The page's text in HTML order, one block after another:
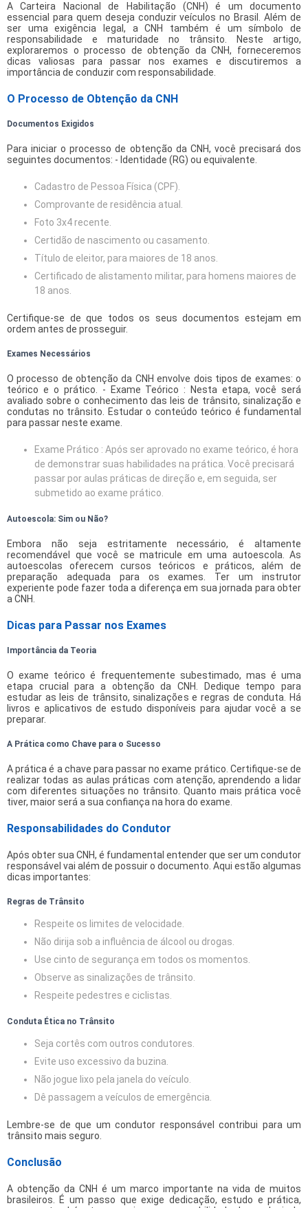
A Carteira Nacional de Habilitação (CNH) é um documento
essencial para quem deseja conduzir veículos no Brasil. Além de
ser uma exigência legal, a CNH também é um símbolo de
responsabilidade e maturidade no trânsito. Neste artigo,
exploraremos o processo de obtenção da CNH, forneceremos
dicas valiosas para passar nos exames e discutiremos a
importância de conduzir com responsabilidade.
O Processo de Obtenção da CNH
Documentos Exigidos
Para iniciar o processo de obtenção da CNH, você precisará dos
seguintes documentos: - Identidade (RG) ou equivalente.
Cadastro de Pessoa Física (CPF).
Comprovante de residência atual.
Foto 3x4 recente.
Certidão de nascimento ou casamento.
Título de eleitor, para maiores de 18 anos.
Certificado de alistamento militar, para homens maiores de
18 anos.
Certifique-se de que todos os seus documentos estejam em
ordem antes de prosseguir.
Exames Necessários
O processo de obtenção da CNH envolve dois tipos de exames: o
teórico e o prático. - Exame Teórico : Nesta etapa, você será
avaliado sobre o conhecimento das leis de trânsito, sinalização e
condutas no trânsito. Estudar o conteúdo teórico é fundamental
para passar neste exame.
Exame Prático : Após ser aprovado no exame teórico, é hora
de demonstrar suas habilidades na prática. Você precisará
passar por aulas práticas de direção e, em seguida, ser
submetido ao exame prático.
Autoescola: Sim ou Não?
Embora não seja estritamente necessário, é altamente
recomendável que você se matricule em uma autoescola. As
autoescolas oferecem cursos teóricos e práticos, além de
preparação adequada para os exames. Ter um instrutor
experiente pode fazer toda a diferença em sua jornada para obter
a CNH.
Dicas para Passar nos Exames
Importância da Teoria
O exame teórico é frequentemente subestimado, mas é uma
etapa crucial para a obtenção da CNH. Dedique tempo para
estudar as leis de trânsito, sinalizações e regras de conduta. Há
livros e aplicativos de estudo disponíveis para ajudar você a se
preparar.
A Prática como Chave para o Sucesso
A prática é a chave para passar no exame prático. Certifique-se de
realizar todas as aulas práticas com atenção, aprendendo a lidar
com diferentes situações no trânsito. Quanto mais prática você
tiver, maior será a sua confiança na hora do exame.
Responsabilidades do Condutor
Após obter sua CNH, é fundamental entender que ser um condutor
responsável vai além de possuir o documento. Aqui estão algumas
dicas importantes:
Regras de Trânsito
Respeite os limites de velocidade.
Não dirija sob a influência de álcool ou drogas.
Use cinto de segurança em todos os momentos.
Observe as sinalizações de trânsito.
Respeite pedestres e ciclistas.
Conduta Ética no Trânsito
Seja cortês com outros condutores.
Evite uso excessivo da buzina.
Não jogue lixo pela janela do veículo.
Dê passagem a veículos de emergência.
Lembre-se de que um condutor responsável contribui para um
trânsito mais seguro.
Conclusão
A obtenção da CNH é um marco importante na vida de muitos
brasileiros. É um passo que exige dedicação, estudo e prática,